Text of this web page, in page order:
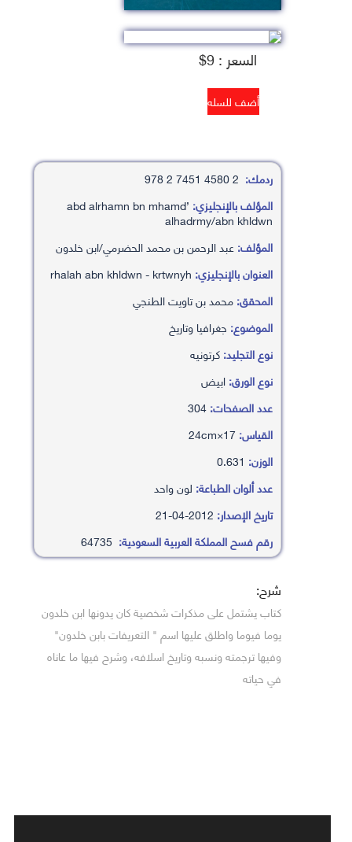
السعر : 9$
ردمك:
المؤلف بالإنجليزي: ’abd alrhamn bn mhamd
alhadrmy/abn khldwn
المؤلف:عبد الرحمن بن محمد الحضرمي/ابن خلدون
العنوان بالإنجليزي:
المحقق:محمد بن تاويت الطنجي
الموضوع: جغرافيا وتاريخ
نوع التجليد:كرتونيه
نوع الورق:ابيض
عدد الصفحات:
القياس:
الوزن:
عدد ألوان الطباعة: لون واحد
تاريخ الإصدار:
رقم فسح المملكة العربية السعودية:
شرح:
كتاب يشتمل على مذكرات شخصية كان يدونها ابن خلدون
يوما فيوما واطلق عليها اسم " التعريفات بابن خلدون"
وفيها ترجمته ونسبه وتاريخ اسلافه، وشرح فيها ما عاناه
في حياته